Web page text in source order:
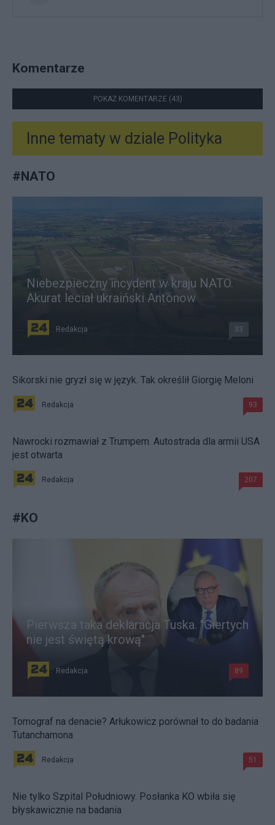
Komentarze
POKAŻ KOMENTARZE (43)
Inne tematy w dziale Polityka
#NATO
Niebezpieczny incydent w kraju NATO.
Akurat leciał ukraiński Antonow
Redakcja 33
Sikorski nie gryzł się w język. Tak określił Giorgię Meloni
Redakcja 93
Nawrocki rozmawiał z Trumpem. Autostrada dla armii USA
jest otwarta
Redakcja 207
#KO
Pierwsza taka deklaracja Tuska. "Giertych
nie jest świętą krową"
Redakcja 89
Tomograf na denacie? Arłukowicz porównał to do badania
Tutanchamona
Redakcja 51
Nie tylko Szpital Południowy. Posłanka KO wbiła się
błyskawicznie na badania